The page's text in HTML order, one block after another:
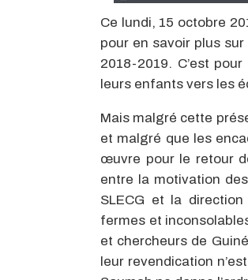
Ce lundi, 15 octobre
pour en savoir plus
2018-2019. C’est
leurs enfants vers les
Mais malgré cette
et malgré que les
œuvre pour le retour
entre la motivation
SLECG et la
fermes et
et chercheurs de
leur revendication